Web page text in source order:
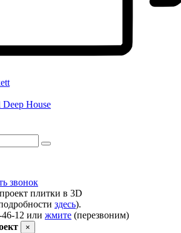
House
звонок
плитки в 3D
здесь).
12 или жмите (перезвоним)
×